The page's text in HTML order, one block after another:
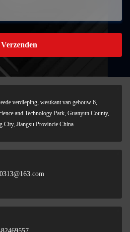
Verzenden
verdieping, westkant van gebouw 6,
and Technology Park, Guanyun County,
City, Jiangsu Provincie China